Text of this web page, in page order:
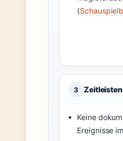
(
3
Keine
Ereignisse